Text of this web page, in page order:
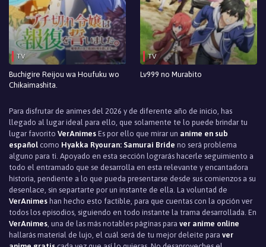
TV
Buchigire Reijou wa Houfuku wo
Chikaimashita.
TV
Lv999 no Murabito
Para disfrutar de animes del 2026 y de diferente año de inicio, has
llegado al lugar ideal para ello, que solamente te lo puede brindar tu
lugar favorito VerAnimes Es por ello que mirar un anime en sub
español como Hyakka Ryouran: Samurai Bride no será problema
alguno para ti. Apoyado en esta sección lograrás hacerle seguimiento a
todo el entramado que se desarrolla en esta relevante y encantadora
historia, pendiente a lo que pueda presentarse desde sus comienzos a su
desenlace, sin separtarte por un instante de ella. La voluntad de
VerAnimes han hecho esto factible, para que cuentas con la opción ver
todos los episodios, siguiendo en todo instante la trama desarrollada. En
VerAnimes , una de las más notables páginas para ver anime online
hallarás material de lujo, el cuál será de tu mejor deleite para ver